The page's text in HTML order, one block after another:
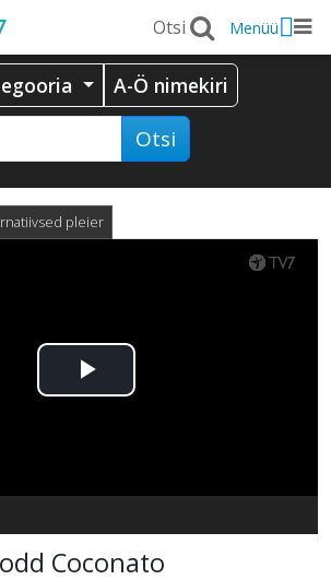
Menüü
A-Ö nimekiri
Otsi
pleier
Esita
Coconato